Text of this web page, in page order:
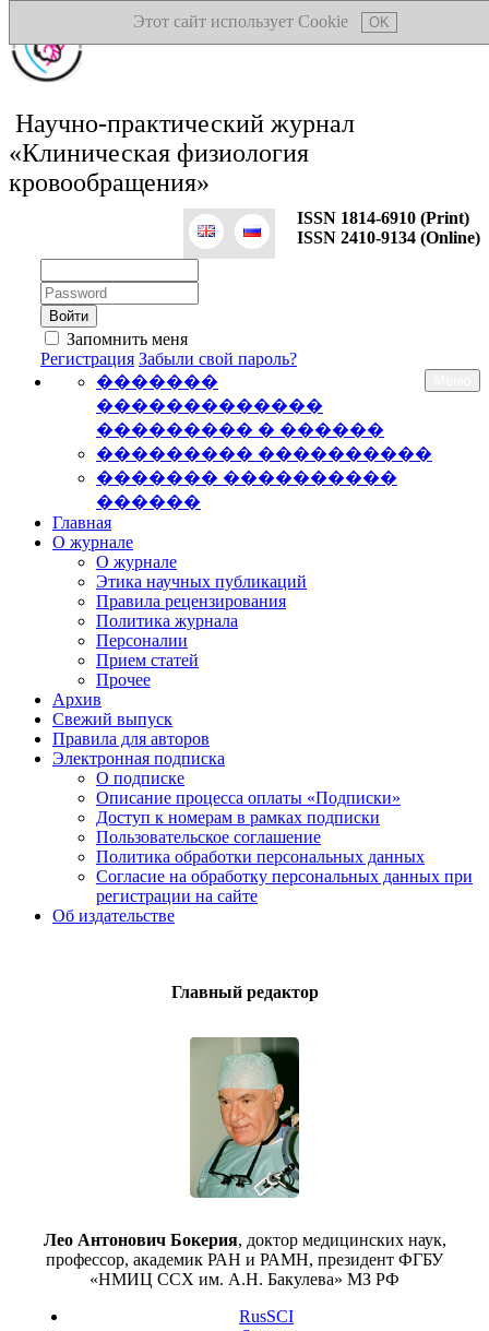
Этот сайт использует Cookie OK
Научно-практический журнал
«Клиническая физиология
кровообращения»
ISSN 1814-6910 (Print)
ISSN 2410-9134 (Online)
Пароль:
Запомнить меня
Регистрация Забыли свой пароль?
�������
�������������
��������� � ������
��������� ����������
������� ����������
������
Главная
О журнале
О журнале
Этика научных публикаций
Правила рецензирования
Политика журнала
Персоналии
Прием статей
Прочее
Архив
Свежий выпуск
Правила для авторов
Электронная подписка
О подписке
Описание процесса оплаты «Подписки»
Доступ к номерам в рамках подписки
Пользовательское соглашение
Политика обработки персональных данных
Согласие на обработку персональных данных при
регистрации на сайте
Об издательстве
Главный редактор
Лео Антонович Бокерия, доктор медицинских наук,
профессор, академик РАН и РАМН, президент ФГБУ
«НМИЦ ССХ им. А.Н. Бакулева» МЗ РФ
RusSCI